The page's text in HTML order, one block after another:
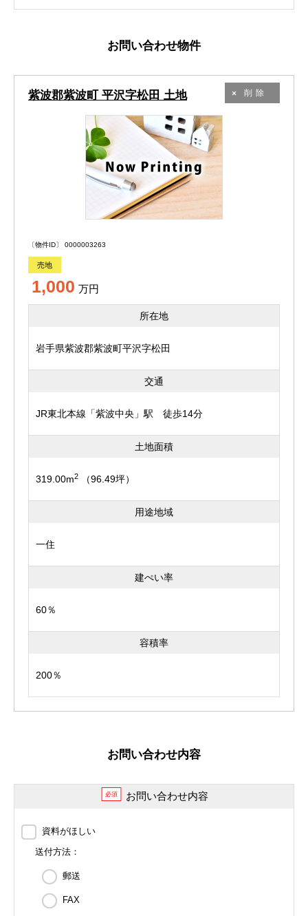
お問い合わせ物件
紫波郡紫波町 平沢字松田 土地 削除
〔物件ID〕 0000003263
売地
1,000 万円
所在地
岩手県紫波郡紫波町平沢字松田
交通
JR東北本線「紫波中央」駅 徒歩14分
土地面積
319.00m2 （96.49坪）
用途地域
一住
建ぺい率
60％
容積率
200％
お問い合わせ内容
必須 お問い合わせ内容
資料がほしい
送付方法：
郵送
FAX